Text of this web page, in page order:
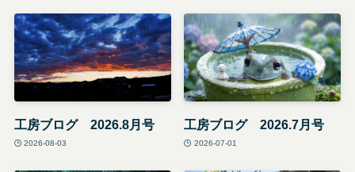
工房ブログ 2026.8月号
2026-08-03
工房ブログ 2026.7月号
2026-07-01